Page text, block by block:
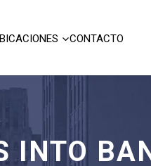
CONTACTO
INTO